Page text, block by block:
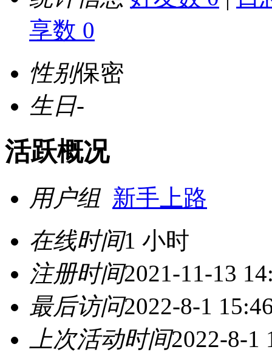
享数 0
性别保密
生日-
活跃概况
用户组 新手上路
在线时间1 小时
注册时间2021-11-13
最后访问2022-8-1
上次活动时间2022-8-1